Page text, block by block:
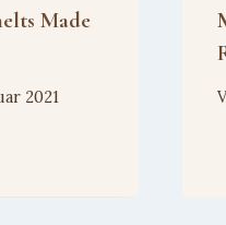
Made
2021